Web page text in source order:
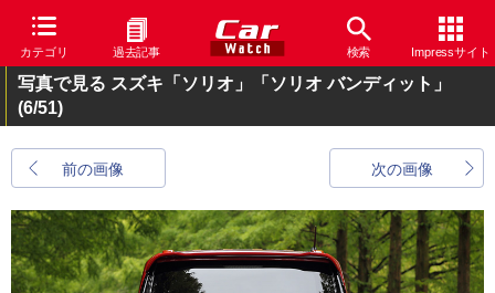
カテゴリ 過去記事 検索 Impressサイト
写真で見る スズキ「ソリオ」「ソリオ バンディット」
(6/51)
前の画像 次の画像